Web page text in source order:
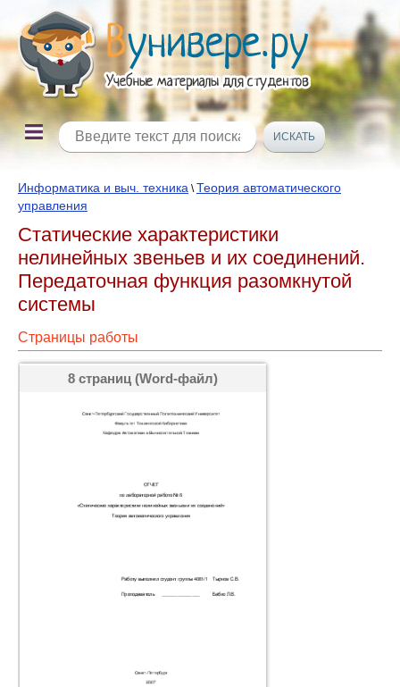
Информатика и выч. техника \Теория автоматического
управления
Статические характеристики
нелинейных звеньев и их соединений.
Передаточная функция разомкнутой
системы
Страницы работы
8 страниц (Word-файл)